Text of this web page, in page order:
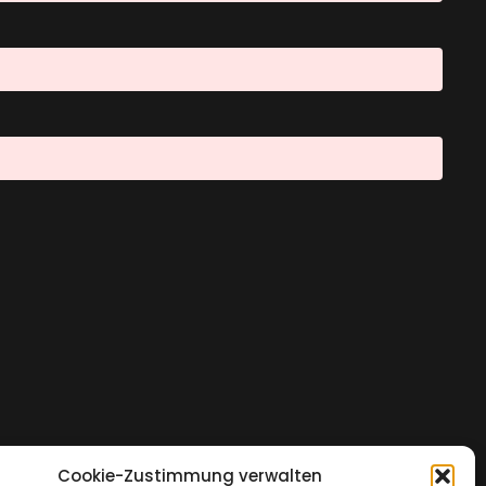
Cookie-Zustimmung verwalten